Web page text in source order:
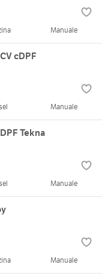
Manuale
cDPF
Manuale
Tekna
Manuale
Manuale